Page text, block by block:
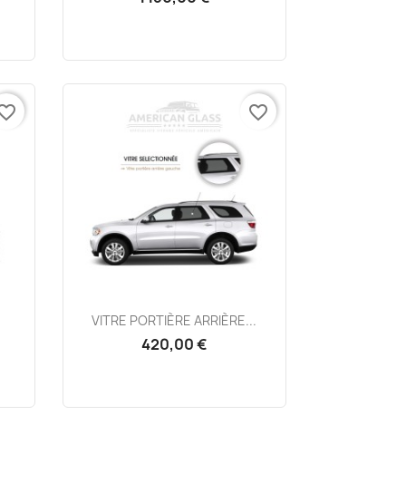
Aperçu rapide
VITRE PORTIÈRE ARRIÈRE...
420,00 €
favorite_border